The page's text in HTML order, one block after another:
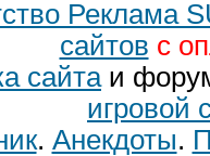
Реклама
сайтов с
сайтаи
игровой
. Анекдоты.